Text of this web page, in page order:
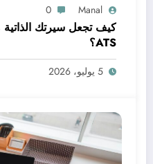
Manal
0
كيف تجعل سيرتك
ATS؟
5 يوليو، 2026